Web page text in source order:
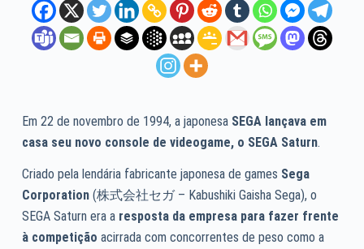
Em 22 de novembro de 1994, a japonesa SEGA lançava em
casa seu novo console de videogame, o SEGA Saturn.
Criado pela lendária fabricante japonesa de games Sega
Corporation(株式会社セガ – Kabushiki Gaisha Sega), o
SEGA Saturn era a resposta da empresa para fazer frente
à competição acirrada com concorrentes de peso como a